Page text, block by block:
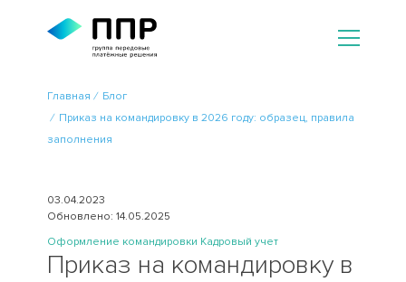
Главная
Блог
Приказ на командировку в 2026 году: образец, правила
заполнения
03.04.2023
Обновлено: 14.05.2025
Оформление командировки Кадровый учет
Приказ на командировку в